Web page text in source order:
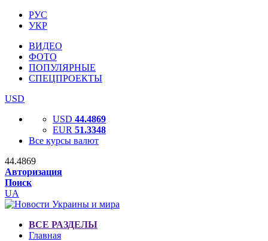
РУС
УКР
ВИДЕО
ФОТО
ПОПУЛЯРНЫЕ
СПЕЦПРОЕКТЫ
USD
USD 44.4869
EUR 51.3348
Все курсы валют
44.4869
Авторизация
Поиск
UA
ВСЕ РАЗДЕЛЫ
Главная